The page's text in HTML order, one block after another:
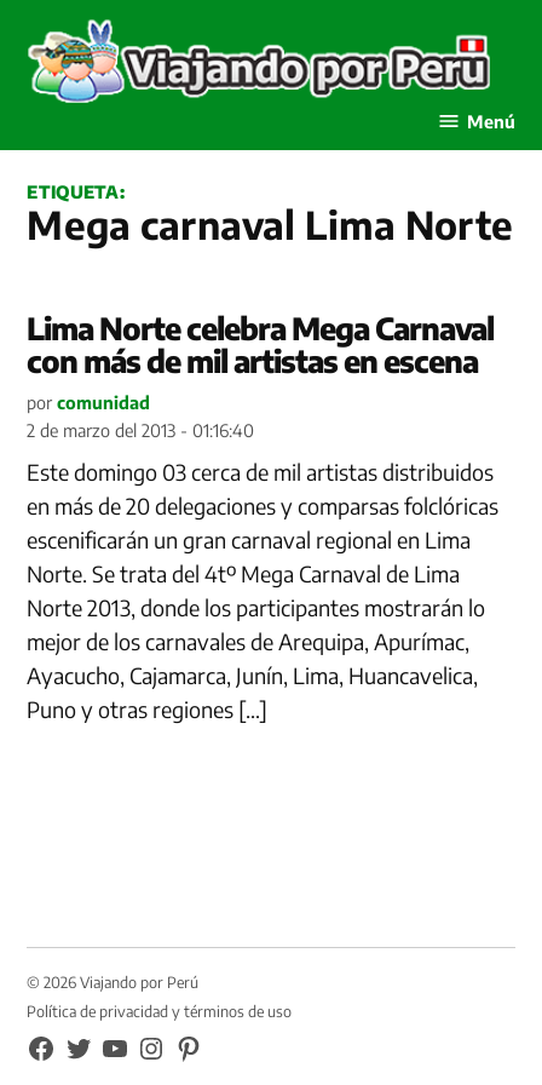
contenido
Menú
ETIQUETA:
Mega carnaval Lima Norte
Lima Norte celebra Mega Carnaval
con más de mil artistas en escena
por comunidad
2 de marzo del 2013 - 01:16:40
Este domingo 03 cerca de mil artistas distribuidos
en más de 20 delegaciones y comparsas folclóricas
escenificarán un gran carnaval regional en Lima
Norte. Se trata del 4tº Mega Carnaval de Lima
Norte 2013, donde los participantes mostrarán lo
mejor de los carnavales de Arequipa, Apurímac,
Ayacucho, Cajamarca, Junín, Lima, Huancavelica,
Puno y otras regiones […]
© 2026 Viajando por Perú
Política de privacidad y términos de uso
FB
TW YouTubeInstagramPinterest